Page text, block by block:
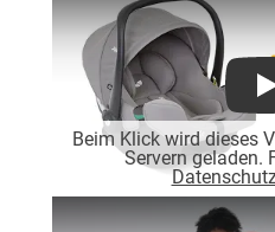
Beim Klick wird dieses
Servern geladen.